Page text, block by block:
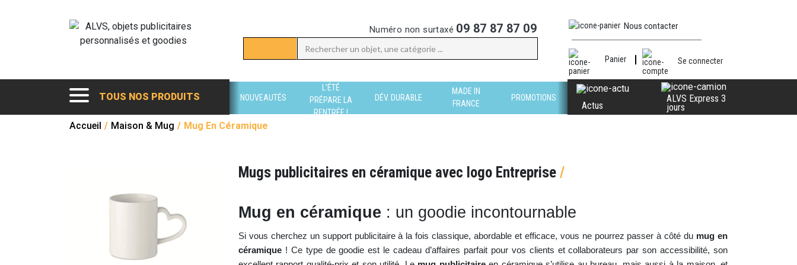
Numéro non surtaxé 09 87 87 87 09 Nous contacter
Panier Se connecter
TOUS NOS PRODUITS NOUVEAUTÉS
L'ÉTÉ
PRÉPARE LA
RENTRÉE !
DÉV. DURABLE
MADE IN
FRANCE
PROMOTIONS
Actus
ALVS Express 3
jours
Accueil / Maison & Mug / Mug En Céramique
Mugs publicitaires en céramique avec logo Entreprise /
Mug en céramique : un goodie incontournable
Si vous cherchez un support publicitaire à la fois classique, abordable et efficace, vous ne pourrez passer à côté du mug en
céramique ! Ce type de goodie est le cadeau d’affaires parfait pour vos clients et collaborateurs par son accessibilité, son